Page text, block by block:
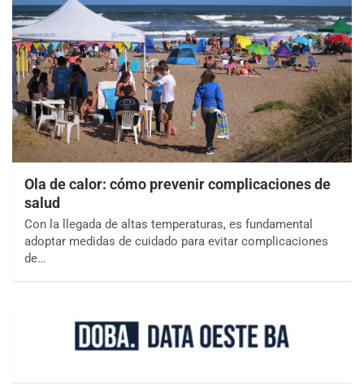
Ola de calor: cómo prevenir complicaciones de
salud
Con la llegada de altas temperaturas, es fundamental
adoptar medidas de cuidado para evitar complicaciones
de…